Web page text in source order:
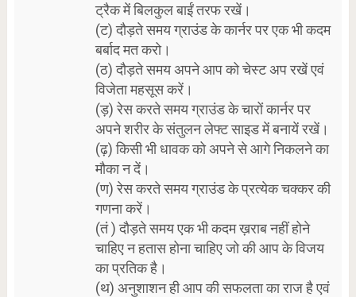
ट्रैक में बिलकुल बाईं तरफ रखें।
(ट) दौड़ते समय ग्राउंड के कार्नर पर एक भी कदम
बर्बाद मत करो।
(ठ) दौड़ते समय अपने आप को चेस्ट अप रखें एवं
विजेता महसूस करें।
(ड़) रेस करते समय ग्राउंड के चारों कार्नर पर
अपने शरीर के संतुलन लेफ्ट साइड में बनायें रखें।
(ढ़) किसी भी धावक को अपने से आगे निकलने का
मौका न दें।
(ण) रेस करते समय ग्राउंड के प्रत्येक चक्कर की
गणना करें।
(तं ) दौड़ते समय एक भी कदम ख़राब नहीं होने
चाहिए न हतास होना चाहिए जो की आप के विजय
का प्रतिक है।
(थ) अनुशाशन ही आप की सफलता का राज है एवं